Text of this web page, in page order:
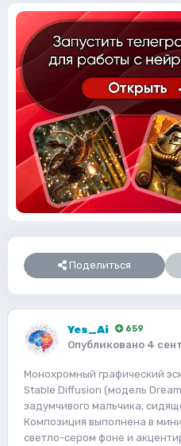
Поделиться
Yes_Ai 659
Опубликовано 4
Монохромный графический
Stable Diffusion (модель
задумчивого мальчика,
Композиция выполнена в
светло-сером фоне и